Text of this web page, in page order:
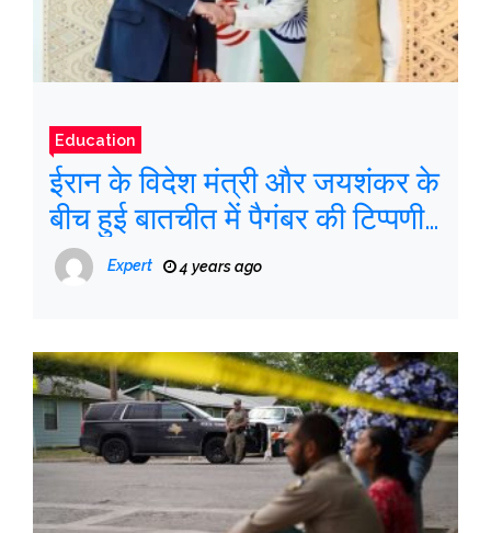
Education
ईरान के विदेश मंत्री और जयशंकर के
बीच हुई बातचीत में पैगंबर की टिप्पणी
का विवाद नहीं था: विदेश मंत्रालय
Expert 4 years ago